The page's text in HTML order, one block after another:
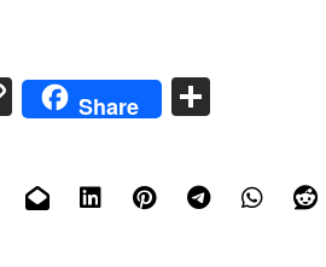
CopyShare